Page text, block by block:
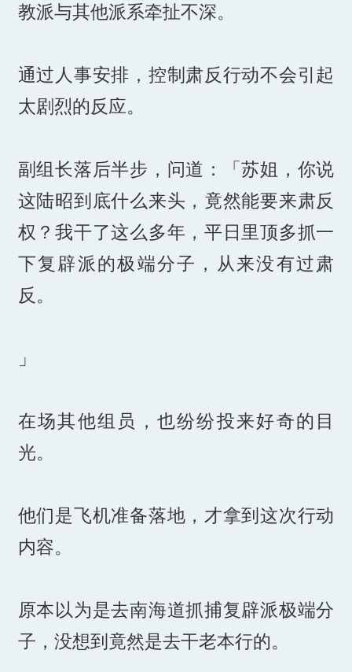
教派与其他派系牵扯不深。
通过人事安排，控制肃反行动不会引起
太剧烈的反应。
副组长落后半步，问道：「苏姐，你说
这陆昭到底什么来头，竟然能要来肃反
权？我干了这么多年，平日里顶多抓一
下复辟派的极端分子，从来没有过肃
反。
」
在场其他组员，也纷纷投来好奇的目
光。
他们是飞机准备落地，才拿到这次行动
内容。
原本以为是去南海道抓捕复辟派极端分
子，没想到竟然是去干老本行的。